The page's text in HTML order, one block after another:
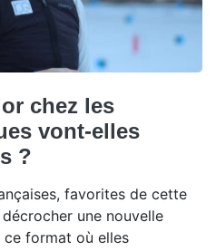
chez les
vont-elles
?
favorites de cette
une nouvelle
format où elles